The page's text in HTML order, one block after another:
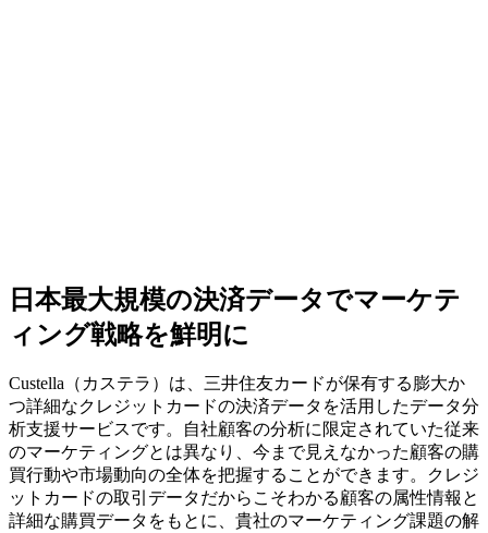
日本最大規模の決済データでマーケテ
ィング戦略を鮮明に
Custella（カステラ）は、三井住友カードが保有する膨大か
つ詳細なクレジットカードの決済データを活用したデータ分
析支援サービスです。自社顧客の分析に限定されていた従来
のマーケティングとは異なり、今まで見えなかった顧客の購
買行動や市場動向の全体を把握することができます。クレジ
ットカードの取引データだからこそわかる顧客の属性情報と
詳細な購買データをもとに、貴社のマーケティング課題の解